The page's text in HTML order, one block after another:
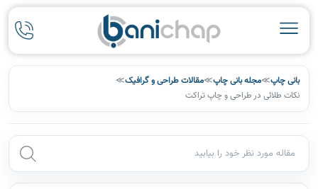
بانی چاپ≫مجله بانی چاپ≫مقالات طراحی و گرافیک≫
نکات طلائی در طراحی و چاپ تراکت